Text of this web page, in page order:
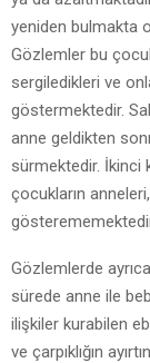
yeniden bulmakta
Gözlemler bu
sergiledikleri ve
göstermektedir.
anne geldikten
sürmektedir. İkinci
çocukların
Gözlemlerde
sürede anne ile
ilişkiler kurabilen
ve çarpıklığın